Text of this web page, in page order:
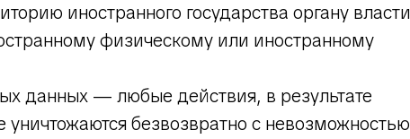
иностранного государства органу власти
физическому или иностранному
данных — любые действия, в результате
безвозвратно с невозможностью